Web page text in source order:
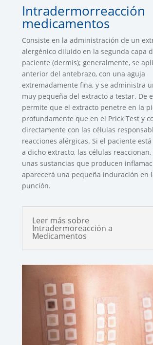
Intradermorreacción
medicamentos
Consiste en la administración de un
alergénico diluido en la segunda capa
paciente (dermis); generalmente, se
anterior del antebrazo, con una aguja
extremadamente fina, y se administra
muy pequeña del extracto a testar. De
permite que el extracto penetre en la
profundamente que en el Prick Test y
directamente con las células
reacciones alérgicas. Si el paciente
a dicho extracto, las células
unas sustancias que producen
aparecerá una pequeña induración en
punción.
Leer más sobre
Intradermoreacción a
Medicamentos